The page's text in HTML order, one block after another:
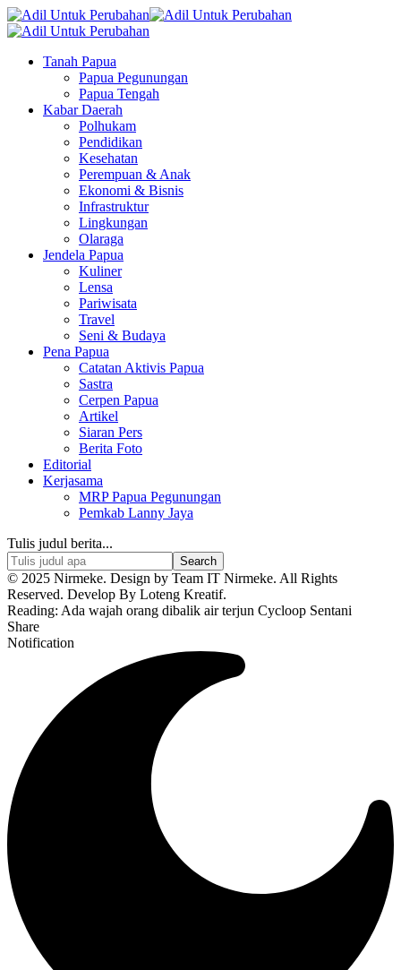
Tanah Papua
Papua Pegunungan
Papua Tengah
Kabar Daerah
Polhukam
Pendidikan
Kesehatan
Perempuan & Anak
Ekonomi & Bisnis
Infrastruktur
Lingkungan
Olaraga
Jendela Papua
Kuliner
Lensa
Pariwisata
Travel
Seni & Budaya
Pena Papua
Catatan Aktivis Papua
Sastra
Cerpen Papua
Artikel
Siaran Pers
Berita Foto
Editorial
Kerjasama
MRP Papua Pegunungan
Pemkab Lanny Jaya
Tulis judul berita...
© 2025 Nirmeke. Design by Team IT Nirmeke. All Rights
Reserved. Develop By Loteng Kreatif.
Reading: Ada wajah orang dibalik air terjun Cycloop Sentani
Share
Notification